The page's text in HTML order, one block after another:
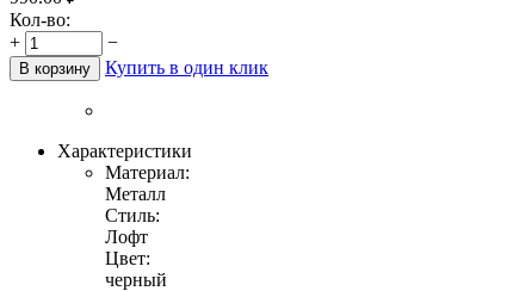
Кол-во:
+
−
В корзину Купить в один клик
Характеристики
Материал:
Металл
Стиль:
Лофт
Цвет:
черный